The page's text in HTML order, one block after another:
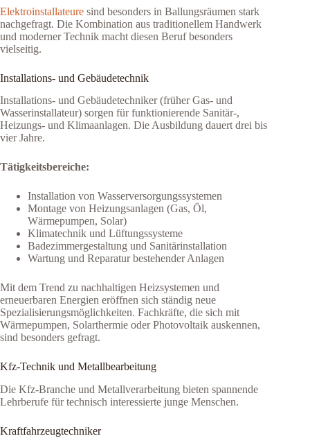
Elektroinstallateure sind besonders in Ballungsräumen stark
nachgefragt. Die Kombination aus traditionellem Handwerk
und moderner Technik macht diesen Beruf besonders
vielseitig.
Installations- und Gebäudetechnik
Installations- und Gebäudetechniker (früher Gas- und
Wasserinstallateur) sorgen für funktionierende Sanitär-,
Heizungs- und Klimaanlagen. Die Ausbildung dauert drei bis
vier Jahre.
Tätigkeitsbereiche:
Installation von Wasserversorgungssystemen
Montage von Heizungsanlagen (Gas, Öl,
Wärmepumpen, Solar)
Klimatechnik und Lüftungssysteme
Badezimmergestaltung und Sanitärinstallation
Wartung und Reparatur bestehender Anlagen
Mit dem Trend zu nachhaltigen Heizsystemen und
erneuerbaren Energien eröffnen sich ständig neue
Spezialisierungsmöglichkeiten. Fachkräfte, die sich mit
Wärmepumpen, Solarthermie oder Photovoltaik auskennen,
sind besonders gefragt.
Kfz-Technik und Metallbearbeitung
Die Kfz-Branche und Metallverarbeitung bieten spannende
Lehrberufe für technisch interessierte junge Menschen.
Kraftfahrzeugtechniker